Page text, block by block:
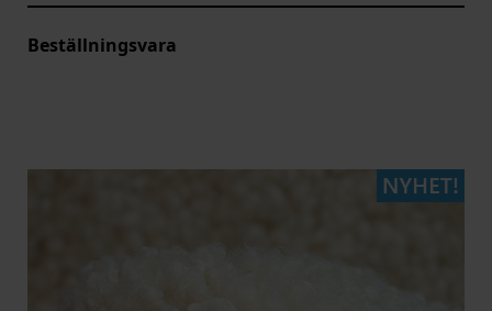
Beställningsvara